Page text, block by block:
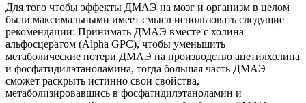
Для того чтобы эффекты ДМАЭ на мозг и организм в целом
были максимальными имеет смысл использовать следущие
рекомендации: Принимать ДМАЭ вместе с холина
альфосцератом (Alpha GPC), чтобы уменьшить
метаболические потери ДМАЭ на производство ацетилхолина
и фосфатидилэтаноламина, тогда большая часть ДМАЭ
сможет раскрыть истинно свои свойства,
метаболизировавшись в фосфатидилэтаноламин и